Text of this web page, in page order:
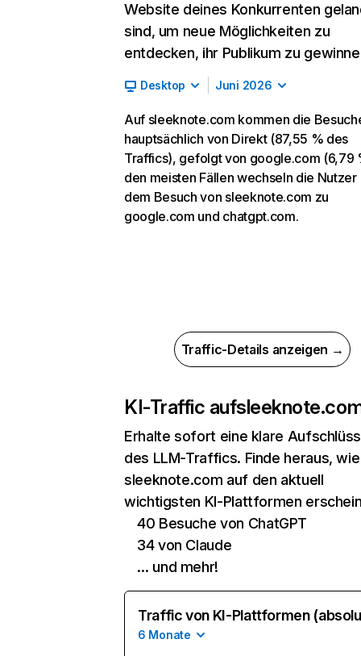
Website deines Konkurrenten
sind, um neue Möglichkeiten zu
entdecken, ihr Publikum zu
Desktop Juni 2026
Auf sleeknote.com kommen die
hauptsächlich von Direkt (87,55 % des
Traffics), gefolgt von google.com (6,79
den meisten Fällen wechseln die Nutzer
dem Besuch von sleeknote.com zu
google.com und chatgpt.com.
Traffic-Details anzeigen →
KI-Traffic auf
Erhalte sofort eine klare
des LLM-Traffics. Finde heraus, wie
sleeknote.com auf den aktuell
wichtigsten KI-Plattformen
40 Besuche von ChatGPT
34 von Claude
… und mehr!
Traffic von KI-Plattformen
6 Monate